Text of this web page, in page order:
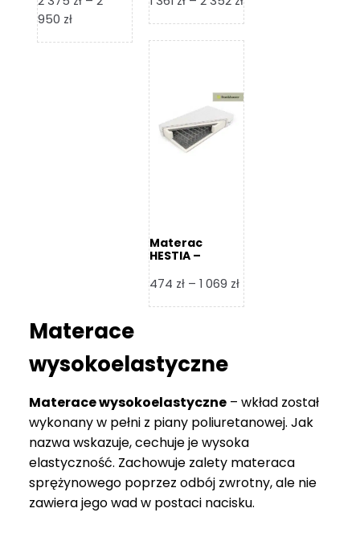
950 złZakres
cen:
od
1
361 zł
do
2
352 zł
Materac
HESTIA –
474 zł – 1 069 złZakres
cen:
069 zł
Materace
wysokoelastyczne
Materace wysokoelastyczne – wkład został
wykonany w pełni z piany poliuretanowej. Jak
nazwa wskazuje, cechuje je wysoka
elastyczność. Zachowuje zalety materaca
sprężynowego poprzez odbój zwrotny, ale nie
zawiera jego wad w postaci nacisku.